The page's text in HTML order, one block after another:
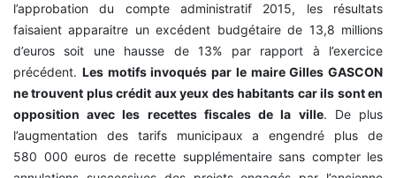
l’approbation du compte administratif 2015, les résultats
faisaient apparaitre un excédent budgétaire de 13,8 millions
d’euros soit une hausse de 13% par rapport à l’exercice
précédent. Les motifs invoqués par le maire Gilles GASCON
ne trouvent plus crédit aux yeux des habitants car ils sont en
opposition avec les recettes fiscales de la ville. De plus
l’augmentation des tarifs municipaux a engendré plus de
580 000 euros de recette supplémentaire sans compter les